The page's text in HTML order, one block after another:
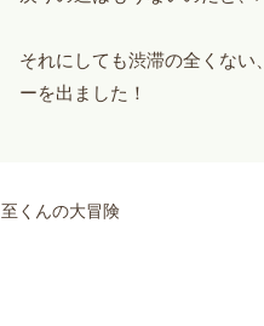
それにしても渋滞の全くな
ーを出ました！
至くんの大冒険